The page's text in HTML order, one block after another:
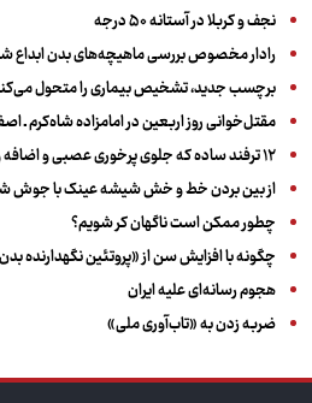
نجف و کربلا در آستانه ۵۰ درجه
رادار مخصوص بررسی ماهیچه‌های بدن ابداع
برچسب جدید، تشخیص بیماری را متحول
مقتل‌خوانی روز اربعین در امامزاده شاه‌کرم ـ
۱۲ ترفند ساده که جلوی پرخوری عصبی و اضافه ‌وزن را می‌گیرد
از بین بردن خط و خش شیشه عینک با جوش
چطور ممکن است ناگهان کر شویم؟
چگونه با افزایش سن از «پروتئین نگهدارنده
هجوم رسانه‌ای علیه ایران
ضربه زدن به «تاب‌آوری ملی»